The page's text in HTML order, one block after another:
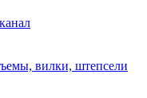
вилки, штепсели